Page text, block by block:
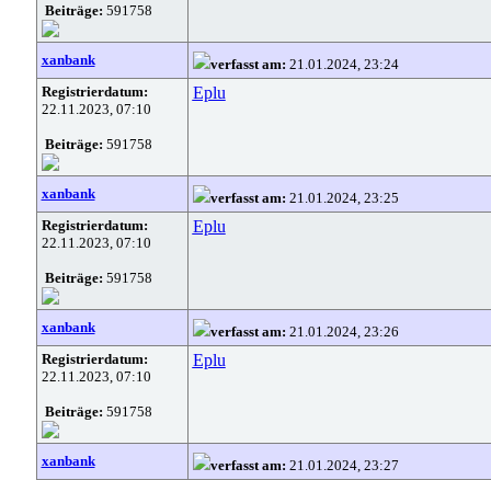
Beiträge: 591758
xanbank verfasst am: 21.01.2024, 23:24
Registrierdatum:
22.11.2023, 07:10
Beiträge: 591758
Eplu
xanbank verfasst am: 21.01.2024, 23:25
Registrierdatum:
22.11.2023, 07:10
Beiträge: 591758
Eplu
xanbank verfasst am: 21.01.2024, 23:26
Registrierdatum:
22.11.2023, 07:10
Beiträge: 591758
Eplu
xanbank verfasst am: 21.01.2024, 23:27